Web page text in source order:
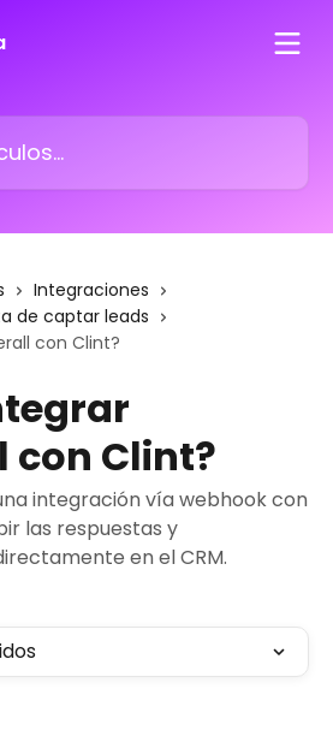
Integraciones
de captar leads
con Clint?
con Clint?
integración vía webhook con
las respuestas y
en el CRM.